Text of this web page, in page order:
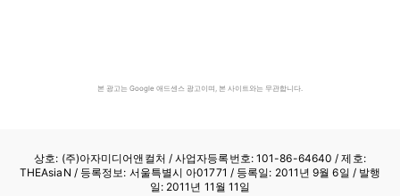
본 광고는 Google 애드센스 광고이며, 본 사이트와는 무관합니다.
상호: (주)아자미디어앤컬처 /사업자등록번호: 101-86-64640 / 제호:
THEAsiaN / 등록정보: 서울특별시 아01771 / 등록일: 2011년 9월 6일 / 발행
일: 2011년 11월 11일